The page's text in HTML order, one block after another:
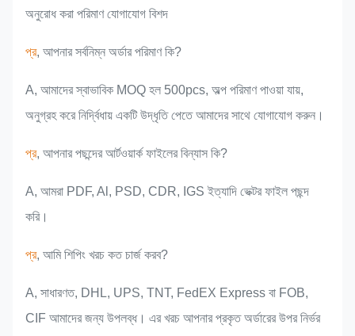
অনুরোধ করা পরিমাণ যোগাযোগ বিশদ
প্র, আপনার সর্বনিম্ন অর্ডার পরিমাণ কি?
A, আমাদের স্বাভাবিক MOQ হল 500pcs, অল্প পরিমাণ পাওয়া যায়,
অনুগ্রহ করে নির্দ্বিধায় একটি উদ্ধৃতি পেতে আমাদের সাথে যোগাযোগ করুন।
প্র, আপনার পছন্দের আর্টওয়ার্ক ফাইলের বিন্যাস কি?
A, আমরা PDF, Al, PSD, CDR, IGS ইত্যাদি ভেক্টর ফাইল পছন্দ
করি।
প্র, আমি শিপিং খরচ কত চার্জ করব?
A, সাধারণত, DHL, UPS, TNT, FedEX Express বা FOB,
CIF আমাদের জন্য উপলব্ধ। এর খরচ আপনার প্রকৃত অর্ডারের উপর নির্ভর